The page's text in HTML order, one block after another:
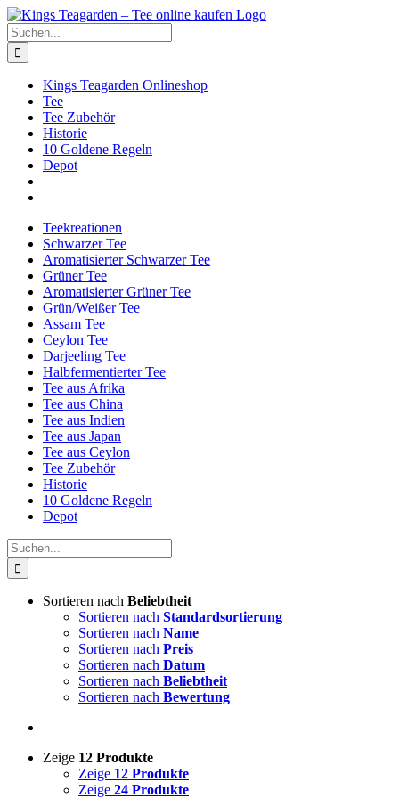
Zum
Inhalt
springen
Facebook
X
Instagram
Pinterest
Suche
nach:
Kings Teagarden Onlineshop
Tee
Tee Zubehör
Historie
10 Goldene Regeln
Depot
Teekreationen
Schwarzer Tee
Aromatisierter Schwarzer Tee
Grüner Tee
Aromatisierter Grüner Tee
Grün/Weißer Tee
Assam Tee
Ceylon Tee
Darjeeling Tee
Halbfermentierter Tee
Tee aus Afrika
Tee aus China
Tee aus Indien
Tee aus Japan
Tee aus Ceylon
Tee Zubehör
Historie
10 Goldene Regeln
Depot
Suche
nach:
Sortieren nach Beliebtheit
Sortieren nach Standardsortierung
Sortieren nach Name
Sortieren nach Preis
Sortieren nach Datum
Sortieren nach Beliebtheit
Sortieren nach Bewertung
Zeige 12 Produkte
Zeige 12 Produkte
Zeige 24 Produkte